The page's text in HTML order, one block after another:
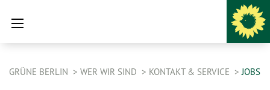
GRÜNE BERLIN WER WIR SIND KONTAKT & SERVICE JOBS